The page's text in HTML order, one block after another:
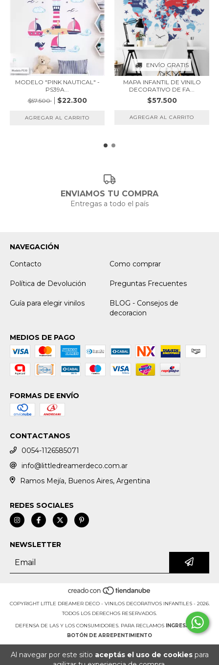
Al navegar por este sitio aceptás el uso de cookiespara
MODELO "PINK NAUTICAL" -
PS39A...
$57.500
$22.300
AGREGAR AL CARRITO
ENVÍO GRATIS
MAPA INFANTIL DE VINILO
DECORATIVO DE FA...
$57.500
AGREGAR AL CARRITO
ENVIAMOS TU COMPRA
Entregas a todo el país
NAVEGACIÓN
Contacto
Como comprar
Política de Devolución Preguntas Frecuentes
Guía para elegir vinilos
BLOG - Consejos de
decoracion
MEDIOS DE PAGO
FORMAS DE ENVÍO
CONTACTANOS
0054-1126585071
info@littledreamerdeco.com.ar
Ramos Mejía, Buenos Aires, Argentina
REDES SOCIALES
NEWSLETTER
COPYRIGHT LITTLE DREAMER DECO - VINILOS DECORATIVOS INFANTILES - 2026.
TODOS LOS DERECHOS RESERVADOS.
DEFENSA DE LAS Y LOS CONSUMIDORES. PARA RECLAMOS INGRESÁ ACÁ.
BOTÓN DE ARREPENTIMIENTO